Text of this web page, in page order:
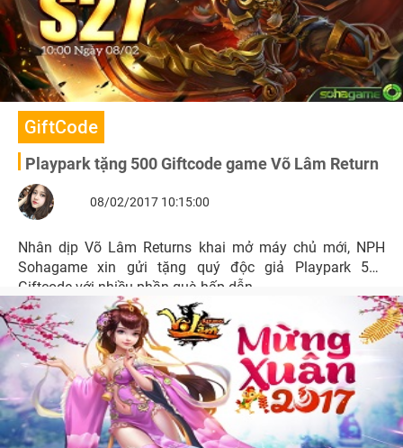
GiftCode
Playpark tặng 500 Giftcode game Võ Lâm Return
08/02/2017 10:15:00
Nhân dịp Võ Lâm Returns khai mở máy chủ mới, NPH
Sohagame xin gửi tặng quý độc giả Playpark 500
Giftcode với nhiều phần quà hấp dẫn.